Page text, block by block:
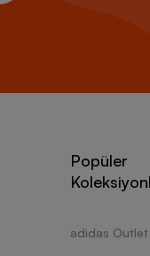
Popüler
adidas Outlet